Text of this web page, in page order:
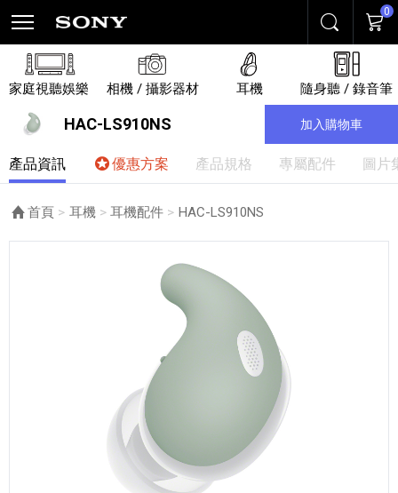
搜尋 購物
0
家庭視聽娛樂 相機 / 攝影器材 耳機 隨身聽 / 錄音筆
HAC-LS910NS 加入購物車
產品資訊 優惠方案 產品規格 專屬配件 圖片
首頁 耳機 耳機配件 目前頁面：
HAC-LS910NS